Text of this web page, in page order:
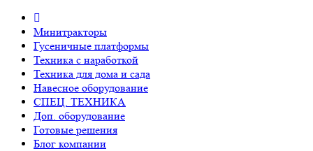
Минитракторы
Гусеничные платформы
Техника с наработкой
Техника для дома и сада
Навесное оборудование
СПЕЦ. ТЕХНИКА
Доп. оборудование
Готовые решения
Блог компании